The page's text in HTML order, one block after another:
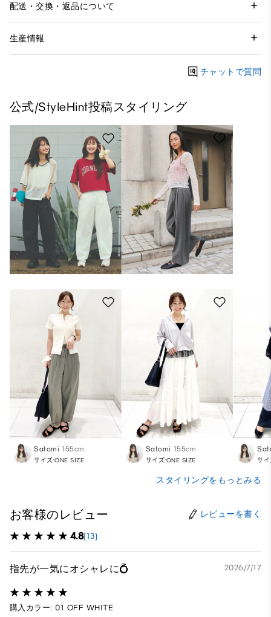
配送・交換・返品について
生産情報
チャットで質問
公式/StyleHint投稿スタイリング
Satomi 155cm
サイズ:ONE SIZE
Satomi 155cm
サイズ:ONE SIZE サ
スタイリングをもっとみる
お客様のレビュー レビューを書く
4.8(13)
指先が一気にオシャレに💍 2026/7/17
購入カラー: 01 OFF WHITE